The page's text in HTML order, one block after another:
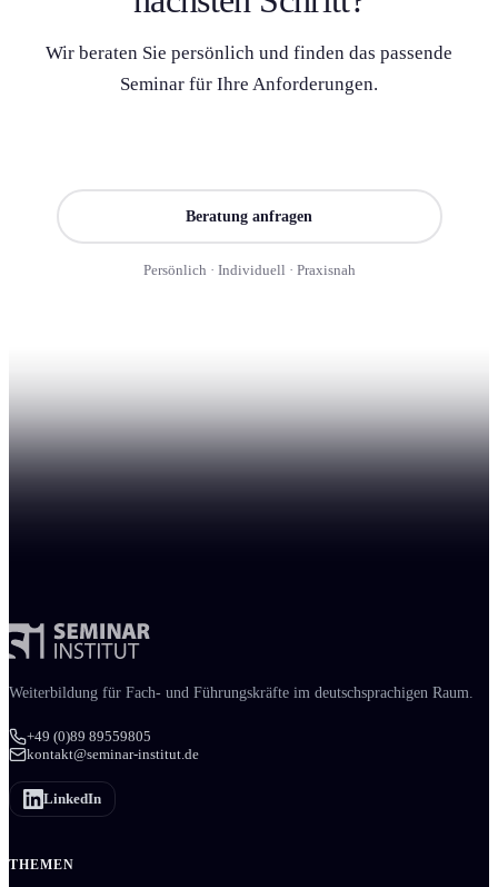
Wir beraten Sie persönlich und finden das passende
Seminar für Ihre Anforderung­en.
Beratung anfragen
Persönlich · Individuell · Praxisnah
Weiter­bildung für Fach- und Führungs­kräfte im deutschsprachigen Raum.
+49 (0)89 89559805
kontakt@seminar-institut.de
LinkedIn
THEMEN